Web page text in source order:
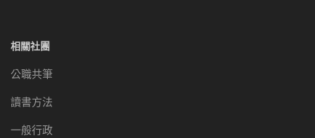
相關社團
公職共筆
讀書方法
一般行政